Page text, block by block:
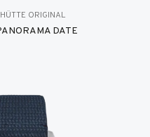
ORIGINAL
DATE